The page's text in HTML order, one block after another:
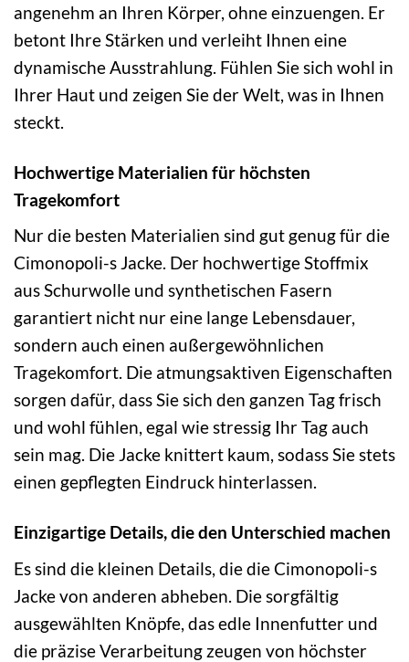
angenehm an Ihren Körper, ohne einzuengen. Er
betont Ihre Stärken und verleiht Ihnen eine
dynamische Ausstrahlung. Fühlen Sie sich wohl in
Ihrer Haut und zeigen Sie der Welt, was in Ihnen
steckt.
Hochwertige Materialien für höchsten
Tragekomfort
Nur die besten Materialien sind gut genug für die
Cimonopoli-s Jacke. Der hochwertige Stoffmix
aus Schurwolle und synthetischen Fasern
garantiert nicht nur eine lange Lebensdauer,
sondern auch einen außergewöhnlichen
Tragekomfort. Die atmungsaktiven Eigenschaften
sorgen dafür, dass Sie sich den ganzen Tag frisch
und wohl fühlen, egal wie stressig Ihr Tag auch
sein mag. Die Jacke knittert kaum, sodass Sie stets
einen gepflegten Eindruck hinterlassen.
Einzigartige Details, die den Unterschied machen
Es sind die kleinen Details, die die Cimonopoli-s
Jacke von anderen abheben. Die sorgfältig
ausgewählten Knöpfe, das edle Innenfutter und
die präzise Verarbeitung zeugen von höchster